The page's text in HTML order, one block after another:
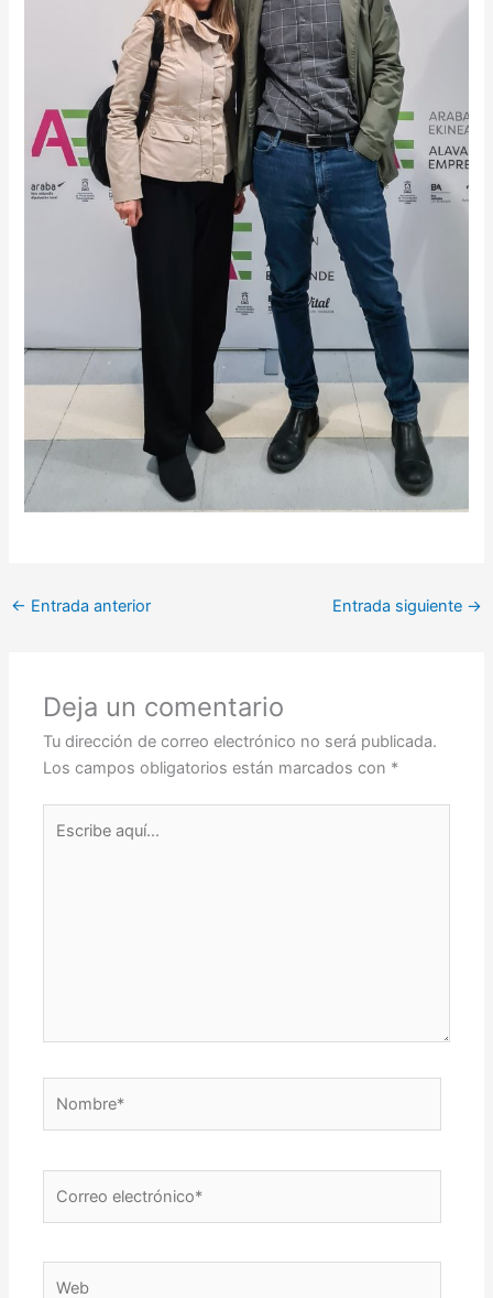
← Entrada anterior Entrada siguiente →
Deja un comentario
Tu dirección de correo electrónico no será publicada.
Los campos obligatorios están marcados con *
electrónico*